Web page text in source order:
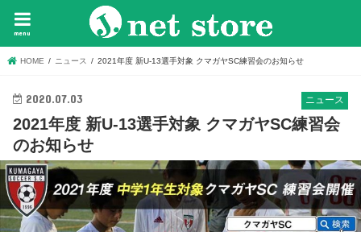
menu
HOME ニュース 2021年度 新U-13選手対象 クマガヤSC練習会のお知らせ
ニュース
2020.07.03
2021年度 新U-13選手対象 クマガヤSC練習会
のお知らせ